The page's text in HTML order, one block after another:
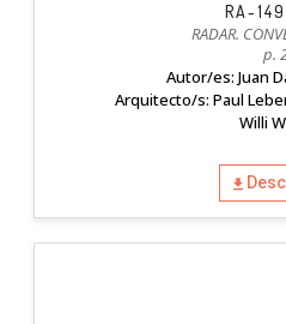
RA-
RADAR.
p.
Autor/es: Juan
Arquitecto/s: Paul
Willi